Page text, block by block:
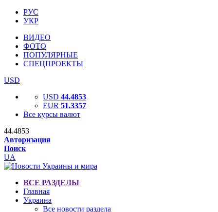
РУС
УКР
ВИДЕО
ФОТО
ПОПУЛЯРНЫЕ
СПЕЦПРОЕКТЫ
USD
USD 44.4853
EUR 51.3357
Все курсы валют
44.4853
Авторизация
Поиск
UA
ВСЕ РАЗДЕЛЫ
Главная
Украина
Все новости раздела